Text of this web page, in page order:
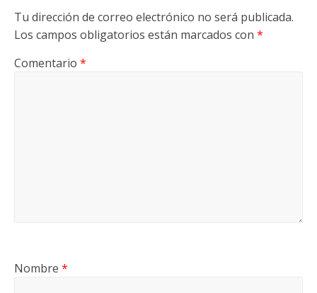
Tu dirección de correo electrónico no será publicada.
Los campos obligatorios están marcados con *
Comentario *
Nombre *